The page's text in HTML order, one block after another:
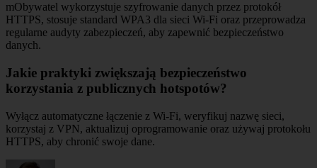
mObywatel wykorzystuje szyfrowanie danych przez protokół
HTTPS, stosuje standard WPA3 dla sieci Wi-Fi oraz przeprowadza
regularne audyty zabezpieczeń, aby zapewnić bezpieczeństwo
danych.
Jakie praktyki zwiększają bezpieczeństwo
korzystania z publicznych hotspotów?
Wyłącz automatyczne łączenie z Wi-Fi, weryfikuj nazwę sieci,
korzystaj z VPN, aktualizuj oprogramowanie oraz używaj protokołu
HTTPS, aby chronić swoje dane.